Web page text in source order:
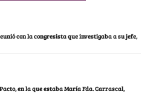
con la congresista que investigaba a su jefe,
en la que estaba María Fda. Carrascal,